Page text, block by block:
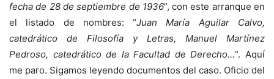
fecha de 28 de septiembre de 1936”, con este arranque en
el listado de nombres: “Juan María Aguilar Calvo,
catedrático de Filosofía y Letras, Manuel Martínez
Pedroso, catedrático de la Facultad de Derecho…”. Aquí
me paro. Sigamos leyendo documentos del caso. Oficio del